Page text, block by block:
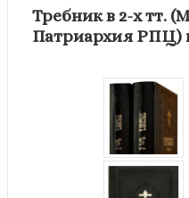
Требник в 2-х тт.
Патриархия РПЦ)